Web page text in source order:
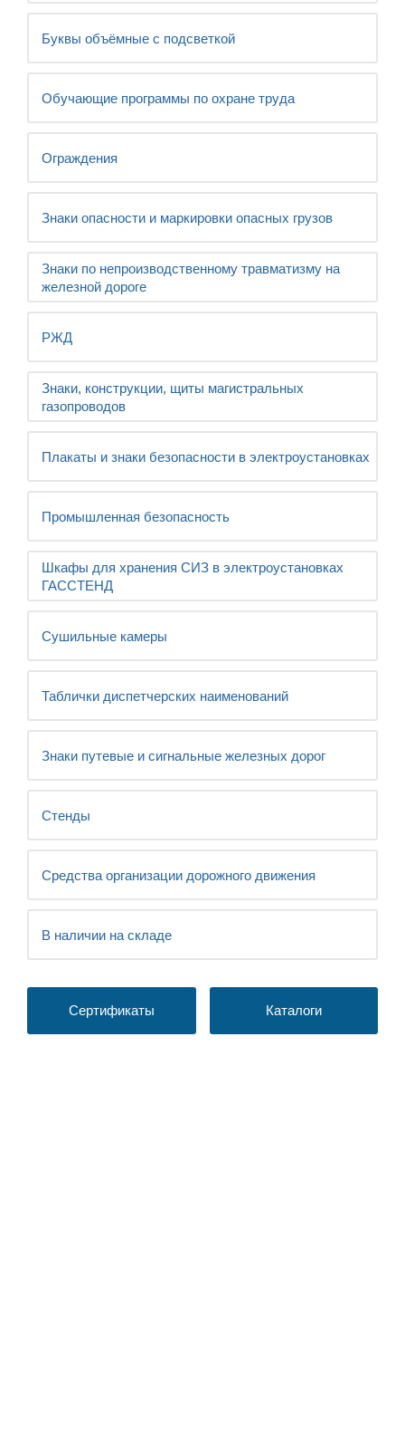
Буквы объёмные с подсветкой
Обучающие программы по охране труда
Ограждения
Знаки опасности и маркировки опасных грузов
Знаки по непроизводственному травматизму на
железной дороге
РЖД
Знаки, конструкции, щиты магистральных
газопроводов
Плакаты и знаки безопасности в электроустановках
Промышленная безопасность
Шкафы для хранения СИЗ в электроустановках
ГАССТЕНД
Сушильные камеры
Таблички диспетчерских наименований
Знаки путевые и сигнальные железных дорог
Стенды
Средства организации дорожного движения
В наличии на складе
Сертификаты Каталоги